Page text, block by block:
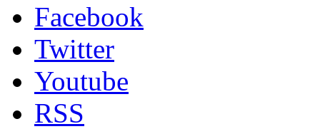
Facebook
Twitter
Youtube
RSS